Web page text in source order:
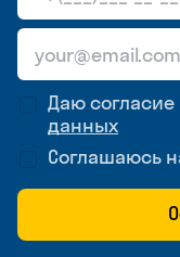
Даю согласие
данных
Соглашаюсь